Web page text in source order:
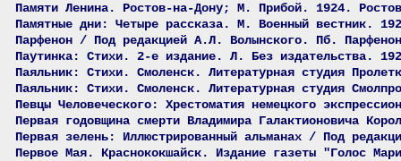
Памяти Ленина. Ростов-на-Дону; М. Прибой. 1924.
Памятные дни: Четыре рассказа. М. Военный вестник.
Парфенон / Под редакцией А.Л. Волынского. Пб.
Паутинка: Стихи. 2-е издание. Л. Без издательства.
Паяльник: Стихи. Смоленск. Литературная студия
Паяльник: Стихи. Смоленск. Литературная студия
Певцы Человеческого: Хрестоматия немецкого
Первая годовщина смерти Владимира Галактионовича
Первая зелень: Иллюстрированный альманах / Под
Первое Мая. Краснококшайск. Издание газеты "Голос